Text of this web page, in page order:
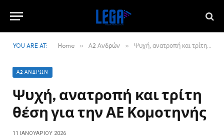
YOU ARE AT: Home » Α2 Ανδρών » Ψυχή, ανατροπή και τρίτη θέση για την ΑΕ Κομοτηνής
Α2 ΑΝΔΡΏΝ
Ψυχή, ανατροπή και τρίτη
θέση για την ΑΕ Κομοτηνής
11 ΙΑΝΟΥΑΡΊΟΥ 2026